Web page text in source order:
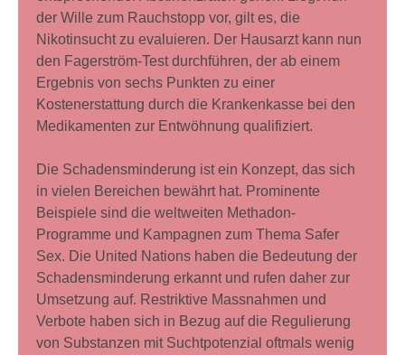
der Wille zum Rauchstopp vor, gilt es, die
Nikotinsucht zu evaluieren. Der Hausarzt kann nun
den Fagerström-Test durchführen, der ab einem
Ergebnis von sechs Punkten zu einer
Kostenerstattung durch die Krankenkasse bei den
Medikamenten zur Entwöhnung qualifiziert.
Die Schadensminderung ist ein Konzept, das sich
in vielen Bereichen bewährt hat. Prominente
Beispiele sind die weltweiten Methadon-
Programme und Kampagnen zum Thema Safer
Sex. Die United Nations haben die Bedeutung der
Schadensminderung erkannt und rufen daher zur
Umsetzung auf. Restriktive Massnahmen und
Verbote haben sich in Bezug auf die Regulierung
von Substanzen mit Suchtpotenzial oftmals wenig